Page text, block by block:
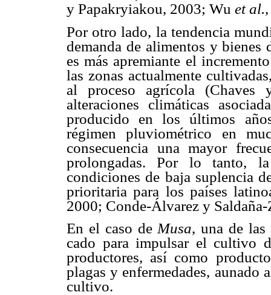
y Papakryiakou, 2003; Wu et al.
Por otro lado, la tendencia
demanda de alimentos y bienes
es más apremiante el
las zonas actualmente
al proceso agrícola
alteraciones climáticas
producido en los últimos
régimen pluviométrico en
consecuencia una mayor
prolongadas. Por lo tanto,
condiciones de baja suplencia
prioritaria para los países
2000; Conde-Álvarez y
En el caso de Musa, una de
cado para impulsar el cultivo
productores, así como
plagas y enfermedades, aunado
cultivo.